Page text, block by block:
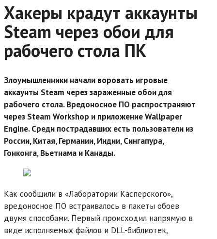
Хакеры крадут аккаунты
Steam через обои для
рабочего стола ПК
Злоумышленники начали воровать игровые
аккаунты Steam через зараженные обои для
рабочего стола. Вредоносное ПО распространяют
через Steam Workshop и приложение Wallpaper
Engine. Среди пострадавших есть пользователи из
России, Китая, Германии, Индии, Сингапура,
Гонконга, Вьетнама и Канады.
Как сообщили в «Лаборатории Касперского»,
вредоносное ПО встраивалось в пакеты обоев
двумя способами. Первый происходил напрямую в
виде исполняемых файлов и DLL-библиотек,